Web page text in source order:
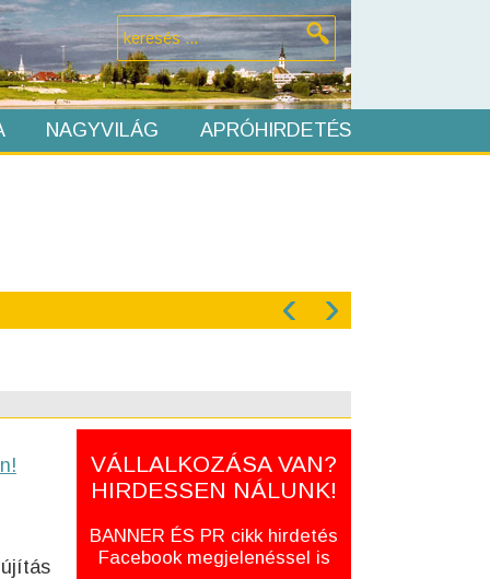
NAGYVILÁG APRÓHIRDETÉS
‹ ›
VÁLLALKOZÁSA VAN?
HIRDESSEN NÁLUNK!
BANNER ÉS PR cikk hirdetés
Facebook megjelenéssel is